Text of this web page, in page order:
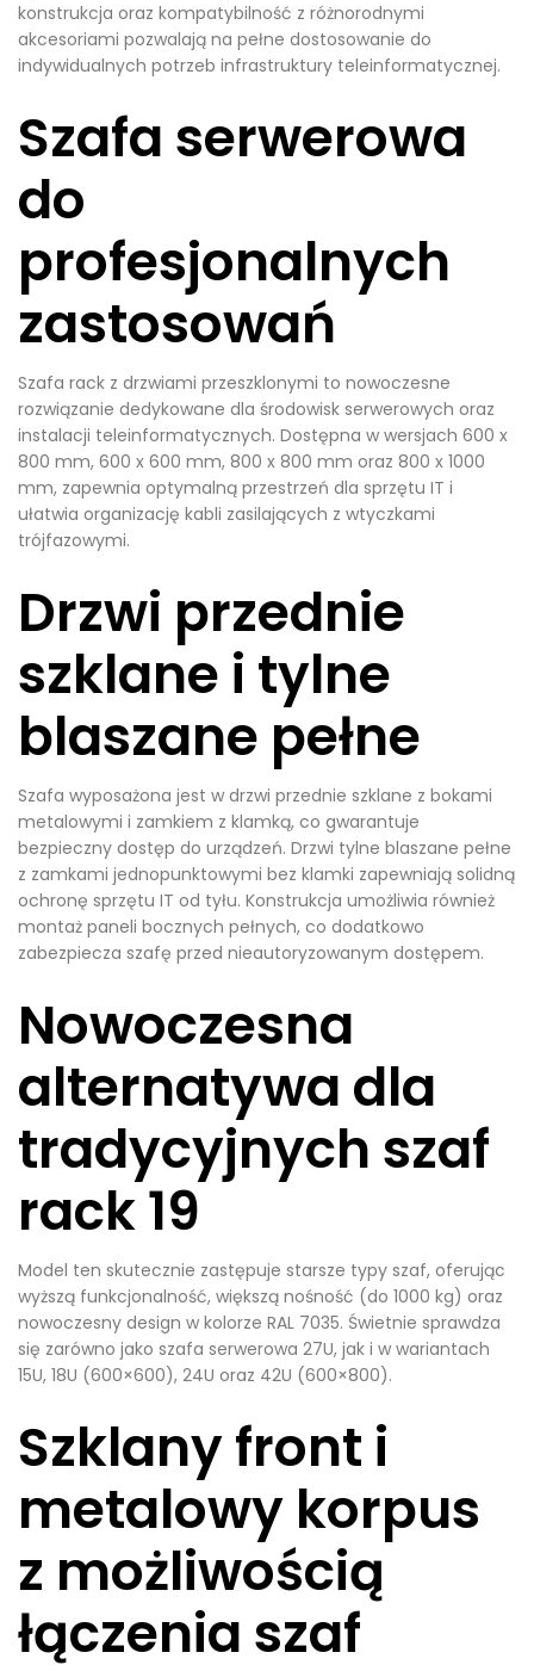
konstrukcja oraz kompatybilność z różnorodnymi
akcesoriami pozwalają na pełne dostosowanie do
indywidualnych potrzeb infrastruktury teleinformatycznej.
Szafa serwerowa
do
profesjonalnych
zastosowań
Szafa rack z drzwiami przeszklonymi to nowoczesne
rozwiązanie dedykowane dla środowisk serwerowych oraz
instalacji teleinformatycznych. Dostępna w wersjach 600 x
800 mm, 600 x 600 mm, 800 x 800 mm oraz 800 x 1000
mm, zapewnia optymalną przestrzeń dla sprzętu IT i
ułatwia organizację kabli zasilających z wtyczkami
trójfazowymi.
Drzwi przednie
szklane i tylne
blaszane pełne
Szafa wyposażona jest w drzwi przednie szklane z bokami
metalowymi i zamkiem z klamką, co gwarantuje
bezpieczny dostęp do urządzeń. Drzwi tylne blaszane pełne
z zamkami jednopunktowymi bez klamki zapewniają solidną
ochronę sprzętu IT od tyłu. Konstrukcja umożliwia również
montaż paneli bocznych pełnych, co dodatkowo
zabezpiecza szafę przed nieautoryzowanym dostępem.
Nowoczesna
alternatywa dla
tradycyjnych szaf
rack 19
Model ten skutecznie zastępuje starsze typy szaf, oferując
wyższą funkcjonalność, większą nośność (do 1000 kg) oraz
nowoczesny design w kolorze RAL 7035. Świetnie sprawdza
się zarówno jako szafa serwerowa 27U, jak i w wariantach
15U, 18U (600×600), 24U oraz 42U (600×800).
Szklany front i
metalowy korpus
z możliwością
łączenia szaf